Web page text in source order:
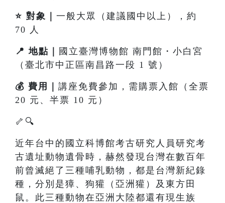
⭐ 對象｜ 一般大眾（建議國中以上），約
70 人
📍 地點｜ 國立臺灣博物館 南門館・小白宮
（臺北市中正區南昌路一段 1 號）
💰 費用｜ 講座免費參加，需購票入館（全票
20 元、半票 10 元）
🦴🔍
近年台中的國立科博館考古研究人員研究考
古遺址動物遺骨時，赫然發現台灣在數百年
前曾滅絕了三種哺乳動物，都是台灣新紀錄
種，分別是獐、狗獾（亞洲獾）及東方田
鼠。此三種動物在亞洲大陸都還有現生族